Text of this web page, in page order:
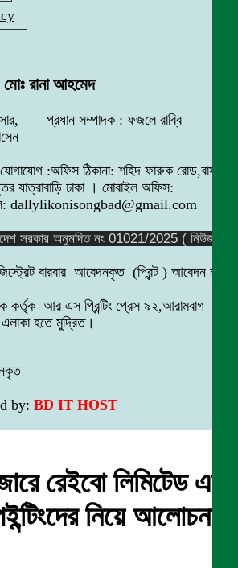
রানা আহমেদ
বাসার, প্রধান সম্পাদক : ফজলে রাব্বি
যোগাযোগ :অফিস ঠিকানা: শহিদ ফারুক রোড,বাসা
যাত্রাবাড়ি ঢাকা । মোবাইল অফিস:
dallylikonisongbad@gmail.com
সরকার অনুমদিত নং 01021/2025 ( নিউজ
বারবার আবেদনকৃত (প্রিন্ট ) আবেদন নং
কর্তৃক আর এস প্রিন্টিং প্রেস ৯২,আরামবাগ
হতে মুদ্রিত।
by: BD IT HOST
রেইবো লিমিটেড এর
নিয়ে আলোচনা